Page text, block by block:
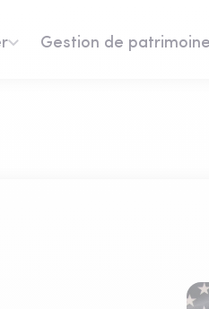
Gestion de patrimoine